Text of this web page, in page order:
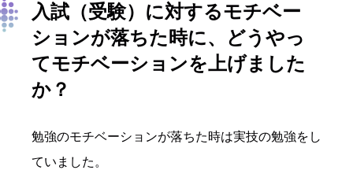
入試（受験）に対するモチベー
ションが落ちた時に、どうやっ
てモチベーションを上げました
か？
勉強のモチベーションが落ちた時は実技の勉強をし
ていました。